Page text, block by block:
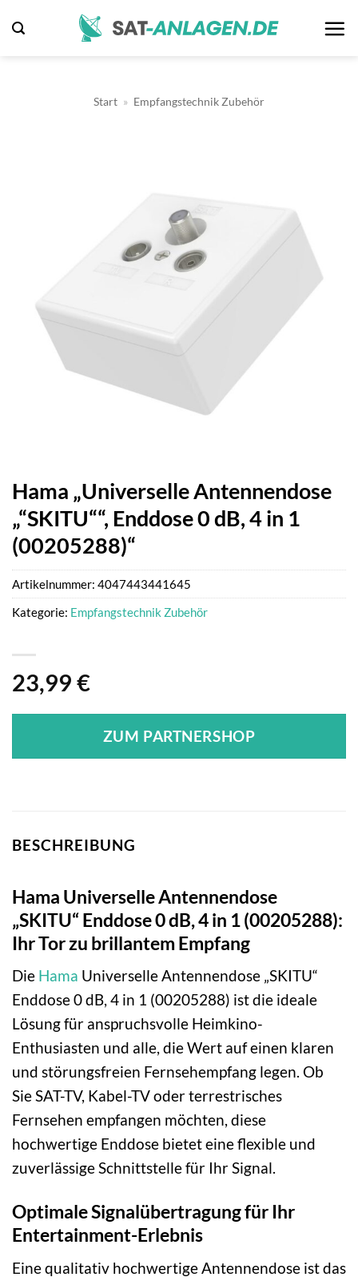
Inhalt
Start » Empfangstechnik Zubehör
Hama „Universelle Antennendose
„“SKITU““, Enddose 0 dB, 4 in 1
(00205288)“
23,99 €
ZUM PARTNERSHOP
Artikelnummer: 4047443441645
Kategorie: Empfangstechnik Zubehör
BESCHREIBUNG
Hama Universelle Antennendose
„SKITU“ Enddose 0 dB, 4 in 1 (00205288):
Ihr Tor zu brillantem Empfang
Die Hama Universelle Antennendose „SKITU“
Enddose 0 dB, 4 in 1 (00205288) ist die ideale
Lösung für anspruchsvolle Heimkino-
Enthusiasten und alle, die Wert auf einen klaren
und störungsfreien Fernsehempfang legen. Ob
Sie SAT-TV, Kabel-TV oder terrestrisches
Fernsehen empfangen möchten, diese
hochwertige Enddose bietet eine flexible und
zuverlässige Schnittstelle für Ihr Signal.
Optimale Signalübertragung für Ihr
Entertainment-Erlebnis
Eine qualitativ hochwertige Antennendose ist das